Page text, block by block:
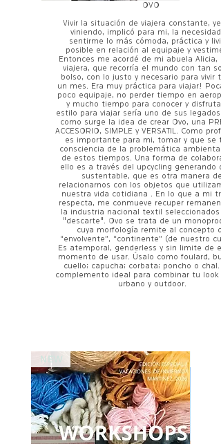
OVO
Vivir la situación de viajera constante,
viniendo, implicó para mi, la necesidad
sentirme lo más cómoda, práctica y
posible en relación al equipaje y
Entonces me acordé de mi abuela Alicia,
viajera, que recorría el mundo con tan
bolso, con lo justo y necesario para vivir
un mes. Era muy práctica para viajar!
poco equipaje, no perder tiempo en
y mucho tiempo para conocer y
estilo para viajar sería uno de sus legados.
como surge la idea de crear Ovo, una
ACCESORIO, SIMPLE y VERSATIL. Como
es importante para mi, tomar y que se
consciencia de la problemática
de estos tiempos. Una forma de
ello es a través del upcycling generando
sustentable, que es otra manera de
relacionarnos con los objetos que
nuestra vida cotidiana . En lo que a mi
respecta, me conmueve recuper
la industria nacional textil seleccionados
"descarte". Ovo se trata de un
cuya morfología remite al concepto
“envolvente”, “continente” (de nuestro
Es atemporal, genderless y sin limite de
momento de usar. Úsalo como foulard,
cuello; capucha; corbata; poncho o chal.
complemento ideal para combinar tu look
urbano y outdoor.
NEW